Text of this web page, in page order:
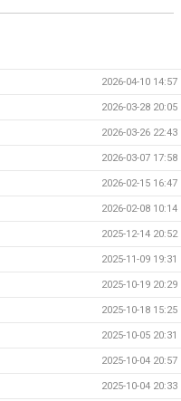
2026-04-10 14:57
2026-03-28 20:05
2026-03-26 22:43
2026-03-07 17:58
2026-02-15 16:47
2026-02-08 10:14
2025-12-14 20:52
2025-11-09 19:31
2025-10-19 20:29
2025-10-18 15:25
2025-10-05 20:31
2025-10-04 20:57
2025-10-04 20:33